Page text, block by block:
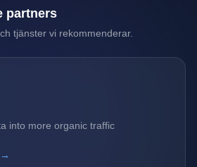
partners
tjänster vi rekommenderar.
into more organic traffic
→